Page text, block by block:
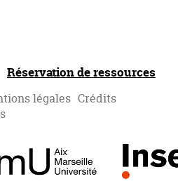
Réservation de ressources
légales Crédits